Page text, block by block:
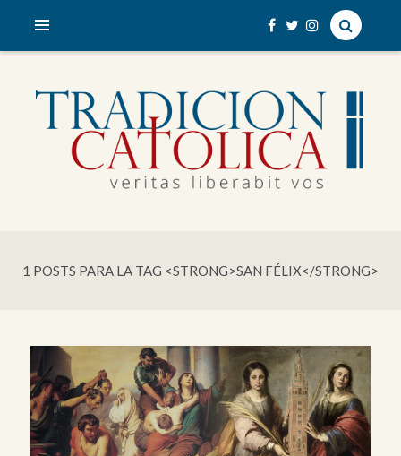
1 POSTS PARA LA TAG <STRONG>SAN FÉLIX</STRONG>